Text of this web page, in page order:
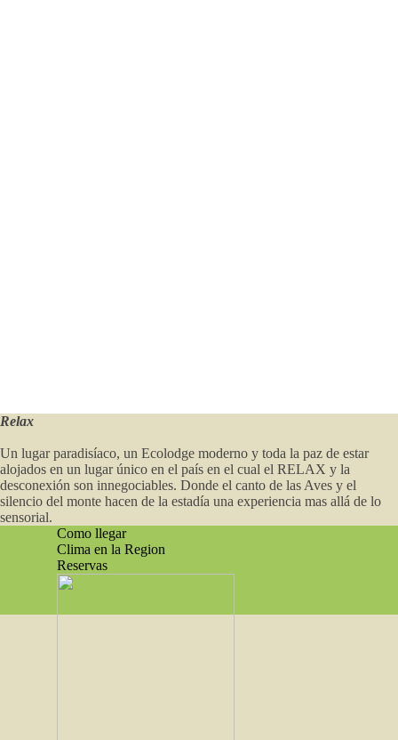
Relax
Un lugar paradisíaco, un Ecolodge moderno y toda la paz de estar
alojados en un lugar único en el país en el cual el RELAX y la
desconexión son innegociables. Donde el canto de las Aves y el
silencio del monte hacen de la estadía una experiencia mas allá de lo
sensorial.
Como llegar
Clima en la Region
Reservas